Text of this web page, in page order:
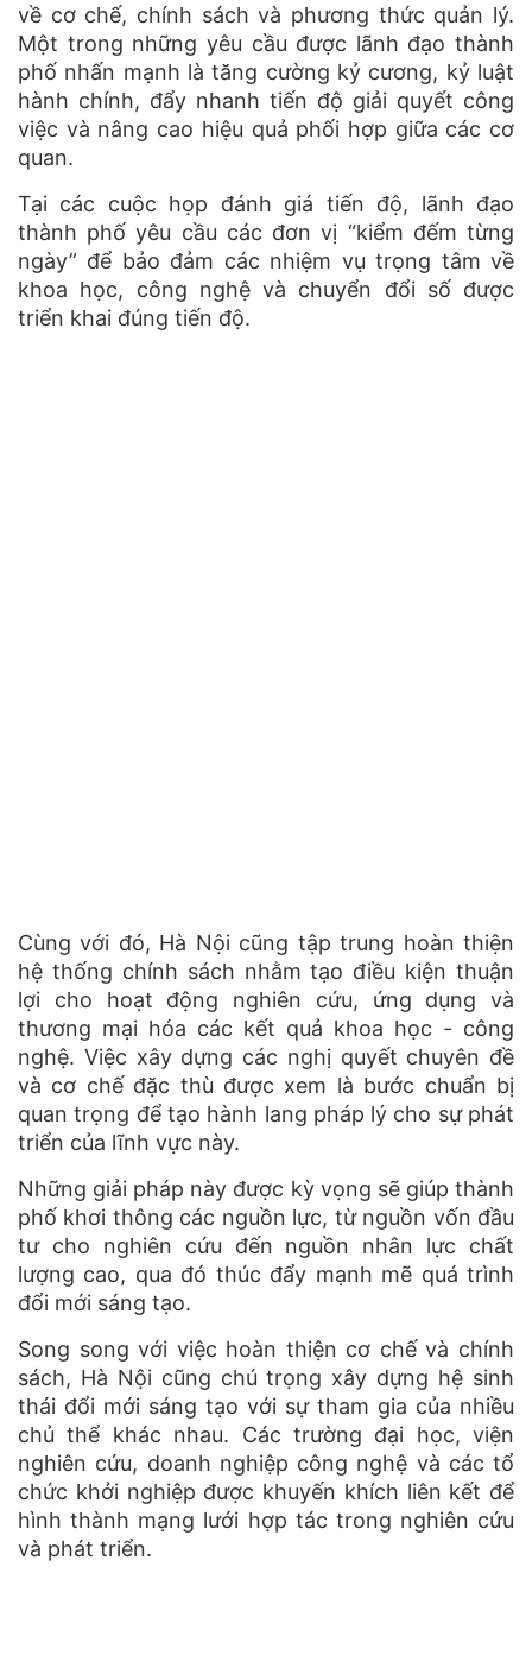
về cơ chế, chính sách và phương thức quản lý.
Một trong những yêu cầu được lãnh đạo thành
phố nhấn mạnh là tăng cường kỷ cương, kỷ luật
hành chính, đẩy nhanh tiến độ giải quyết công
việc và nâng cao hiệu quả phối hợp giữa các cơ
quan.
Tại các cuộc họp đánh giá tiến độ, lãnh đạo
thành phố yêu cầu các đơn vị “kiểm đếm từng
ngày” để bảo đảm các nhiệm vụ trọng tâm về
khoa học, công nghệ và chuyển đổi số được
triển khai đúng tiến độ.
Cùng với đó, Hà Nội cũng tập trung hoàn thiện
hệ thống chính sách nhằm tạo điều kiện thuận
lợi cho hoạt động nghiên cứu, ứng dụng và
thương mại hóa các kết quả khoa học - công
nghệ. Việc xây dựng các nghị quyết chuyên đề
và cơ chế đặc thù được xem là bước chuẩn bị
quan trọng để tạo hành lang pháp lý cho sự phát
triển của lĩnh vực này.
Những giải pháp này được kỳ vọng sẽ giúp thành
phố khơi thông các nguồn lực, từ nguồn vốn đầu
tư cho nghiên cứu đến nguồn nhân lực chất
lượng cao, qua đó thúc đẩy mạnh mẽ quá trình
đổi mới sáng tạo.
Song song với việc hoàn thiện cơ chế và chính
sách, Hà Nội cũng chú trọng xây dựng hệ sinh
thái đổi mới sáng tạo với sự tham gia của nhiều
chủ thể khác nhau. Các trường đại học, viện
nghiên cứu, doanh nghiệp công nghệ và các tổ
chức khởi nghiệp được khuyến khích liên kết để
hình thành mạng lưới hợp tác trong nghiên cứu
và phát triển.